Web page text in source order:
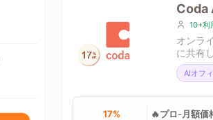
Coda
10+利
オンラ
に共有
AIオフ
17% 🔥プロ-月額価